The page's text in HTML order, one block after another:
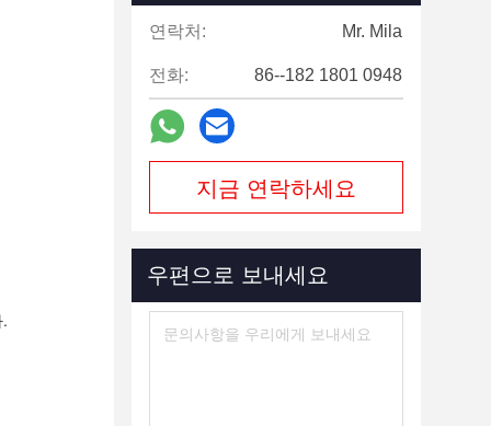
연락처: Mr. Mila
전화: 86--182 1801 0948
지금 연락하세요
우편으로 보내세요